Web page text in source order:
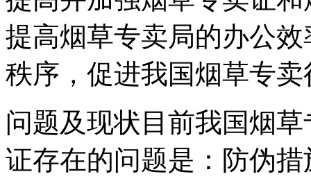
提高烟草专卖局的办公
秩序，促进我国烟草专
问题及现状目前我国烟
证存在的问题是：防伪